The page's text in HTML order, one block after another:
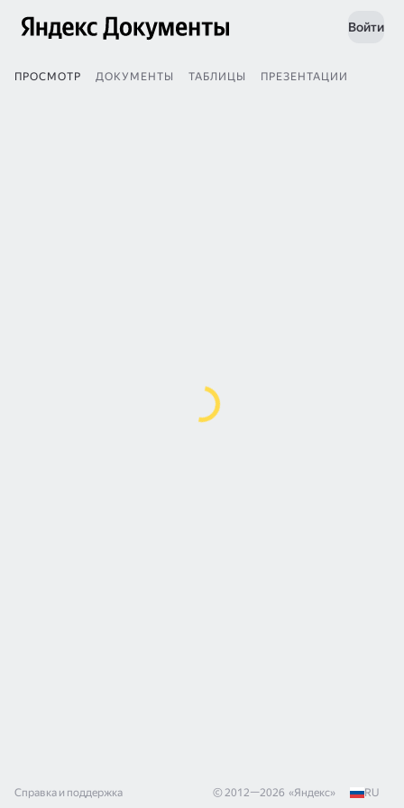
Войти
ПРОСМОТР ДОКУМЕНТЫ ТАБЛИЦЫ ПРЕЗЕНТАЦИИ
Справка и поддержка © 2012—2026 «Яндекс» RU